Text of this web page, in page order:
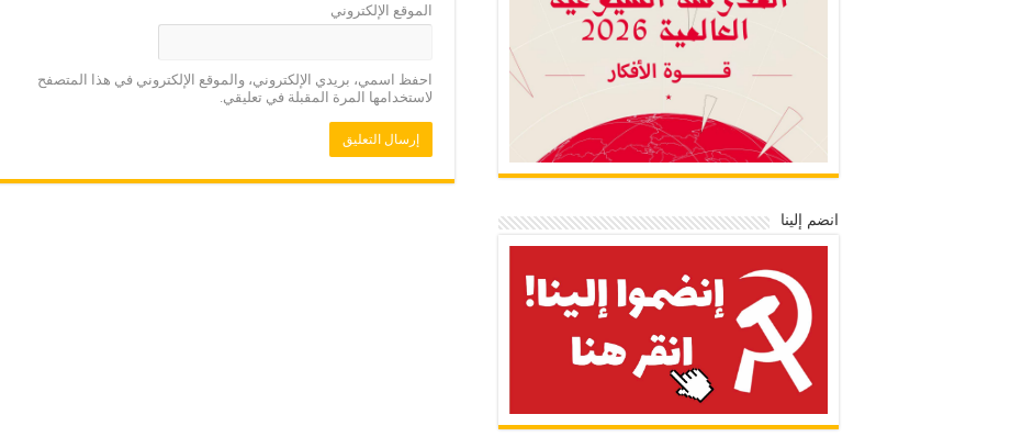
الموقع الإلكتروني
احفظ اسمي، بريدي الإلكتروني، والموقع الإلكتروني في هذا المتصفح
لاستخدامها المرة المقبلة في تعليقي.
انضم إلينا